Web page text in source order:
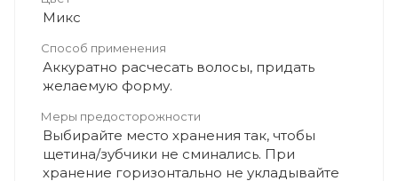
Микс
Способ применения
Аккуратно расчесать волосы, придать
желаемую форму.
Меры предосторожности
Выбирайте место хранения так, чтобы
щетина/зубчики не сминались. При
хранение горизонтально не укладывайте